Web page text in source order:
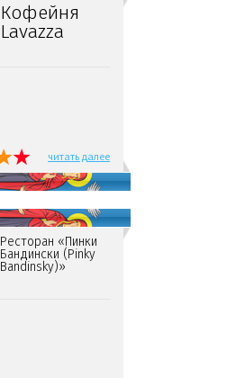
Кофейня
Lavazza
читать далее
Ресторан «Пинки
Бандински (Pinky
Bandinsky)»